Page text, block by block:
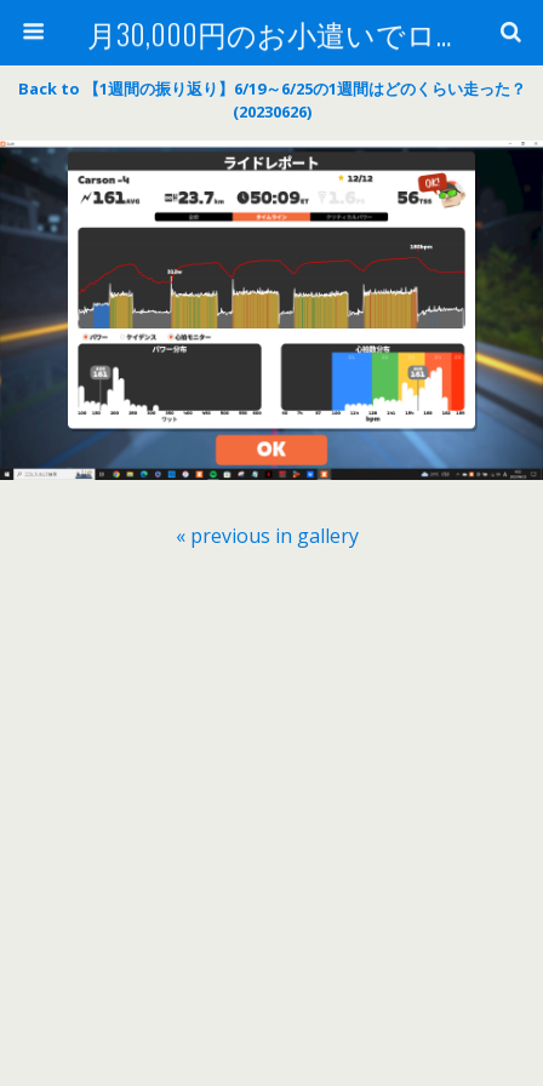
月30,000円のお小遣いでロードバイク
Back to 【1週間の振り返り】6/19～6/25の1週間はどのくらい走った？
(20230626)
« previous in gallery